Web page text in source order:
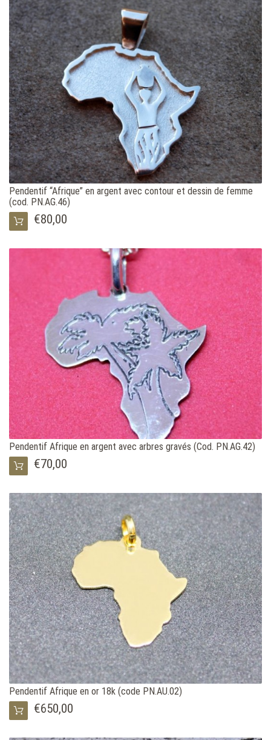
Pendentif “Afrique” en argent avec contour et dessin de femme
(cod. PN.AG.46)
€80,00
Pendentif Afrique en argent avec arbres gravés (Cod. PN.AG.42)
€70,00
Pendentif Afrique en or 18k (code PN.AU.02)
€650,00